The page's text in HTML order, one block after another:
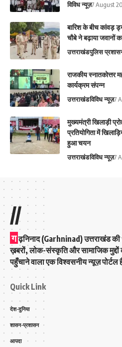
विविध न्यूज़7 August
बारिश के बीच कांवड़
चौबे ने बढ़ाया जवानों
उत्तराखंडपुलिस
राजकीय स्नातकोत्तर
कार्यक्रम संपन्न
उत्तराखंडविविध न्यूज़7
मुख्यमंत्री खिलाड़ी
प्रतियोगिता में
हुआ चयन
उत्तराखंडविविध न्यूज़7
//
ग ढ़निनाद (Garhninad) उत्तराखंड
ख़बरों, लोक-संस्कृति और सामाजिक मुद्दों
पहुँचाने वाला एक विश्वसनीय न्यूज़ पोर्टल
Quick Link
देश-दुनिया
शासन-प्रशासन
आपदा